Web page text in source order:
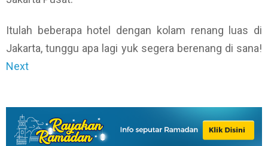
Itulah beberapa hotel dengan kolam renang luas di
Jakarta, tunggu apa lagi yuk segera berenang di sana!
Next